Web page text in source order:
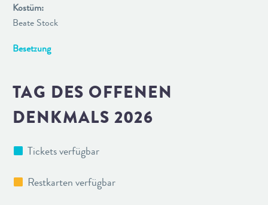
Kostüm:
Beate Stock
Besetzung
TAG DES OFFENEN
DENKMALS 2026
Tickets verfügbar
Restkarten verfügbar